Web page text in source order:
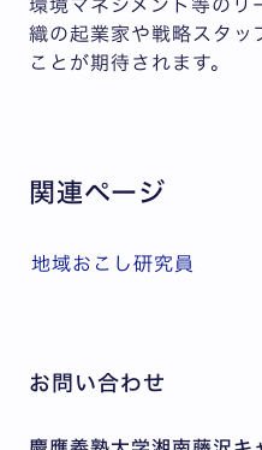
環境マネジメント等のリ
織の起業家や戦略スタッ
ことが期待されます。
関連ページ
地域おこし研究員
お問い合わせ